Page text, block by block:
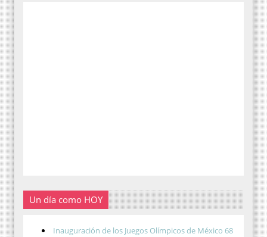
Un día como HOY
Inauguración de los Juegos Olímpicos de México 68